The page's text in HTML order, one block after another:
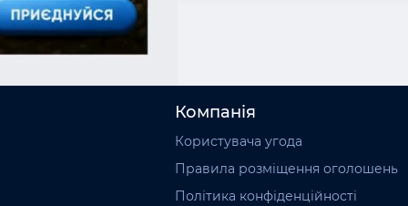
Компанія
Користувача угода
Правила розміщення оголошень
Політика конфіденційності